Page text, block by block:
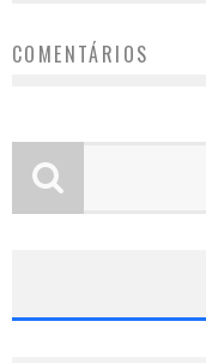
COMENTÁRIOS